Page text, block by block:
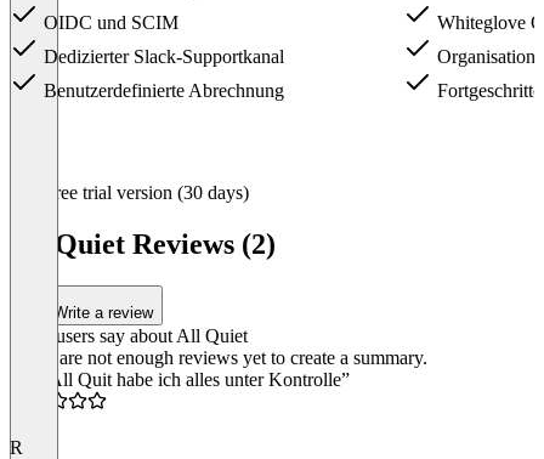
OIDC und SCIM
Dedizierter Slack-Supportkanal
Benutzerdefinierte Abrechnung
Whiteglove
Free trial version (30 days)
All Quiet Reviews (2)
Write a review
What users say about All Quiet
There are not enough reviews yet to create a summary.
“Mit All Quit habe ich alles unter Kontrolle”
R